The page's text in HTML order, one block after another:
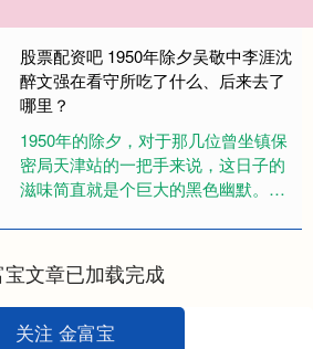
股票配资吧 1950年除夕吴敬中李涯沈
醉文强在看守所吃了什么、后来去了
哪里？
1950年的除夕，对于那几位曾坐镇保
密局天津站的一把手来说，这日子的
滋味简直就是个巨大的黑色幽默。这
还有倒数第二任那位，都在吃牢....
文章已加载完成
关注 金富宝